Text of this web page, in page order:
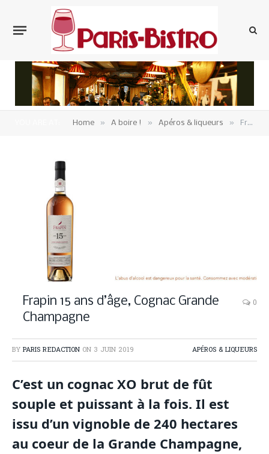
Home » A boire ! » Apéros & liqueurs » Frapin 15 ans d’âge, Cognac Grande Champagne
Frapin 15 ans d’âge, Cognac Grande
Champagne
0
BY PARIS REDACTION ON 3 JUIN 2019 APÉROS & LIQUEURS
C’est un cognac XO brut de fût
souple et puissant à la fois. Il est
issu d’un vignoble de 240 hectares
au coeur de la Grande Champagne,